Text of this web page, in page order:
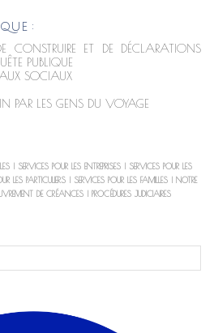
:
CONSTRUIRE ET DE DÉCLARATIONS
PUBLIQUE
SOCIAUX
PAR LES GENS DU VOYAGE
| SERVICES POUR LES ENTREPRISES | SERVICES POUR LES
LES PARTICULIERS | SERVICES POUR LES FAMILLES | NOTRE
DE CRÉANCES | PROCÉDURES JUDICIAIRES